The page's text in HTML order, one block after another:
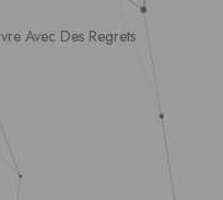
Avec Des Regrets